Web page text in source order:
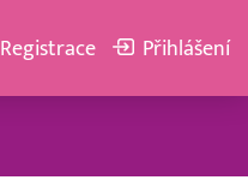
Registrace Přihlášení